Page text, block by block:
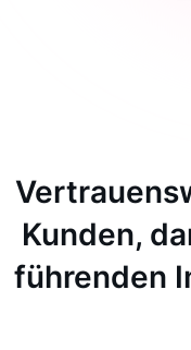
Kunden,
führenden